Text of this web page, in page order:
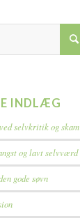
INDLÆG
selvkritik og skam
og lavt selvværd
gode søvn